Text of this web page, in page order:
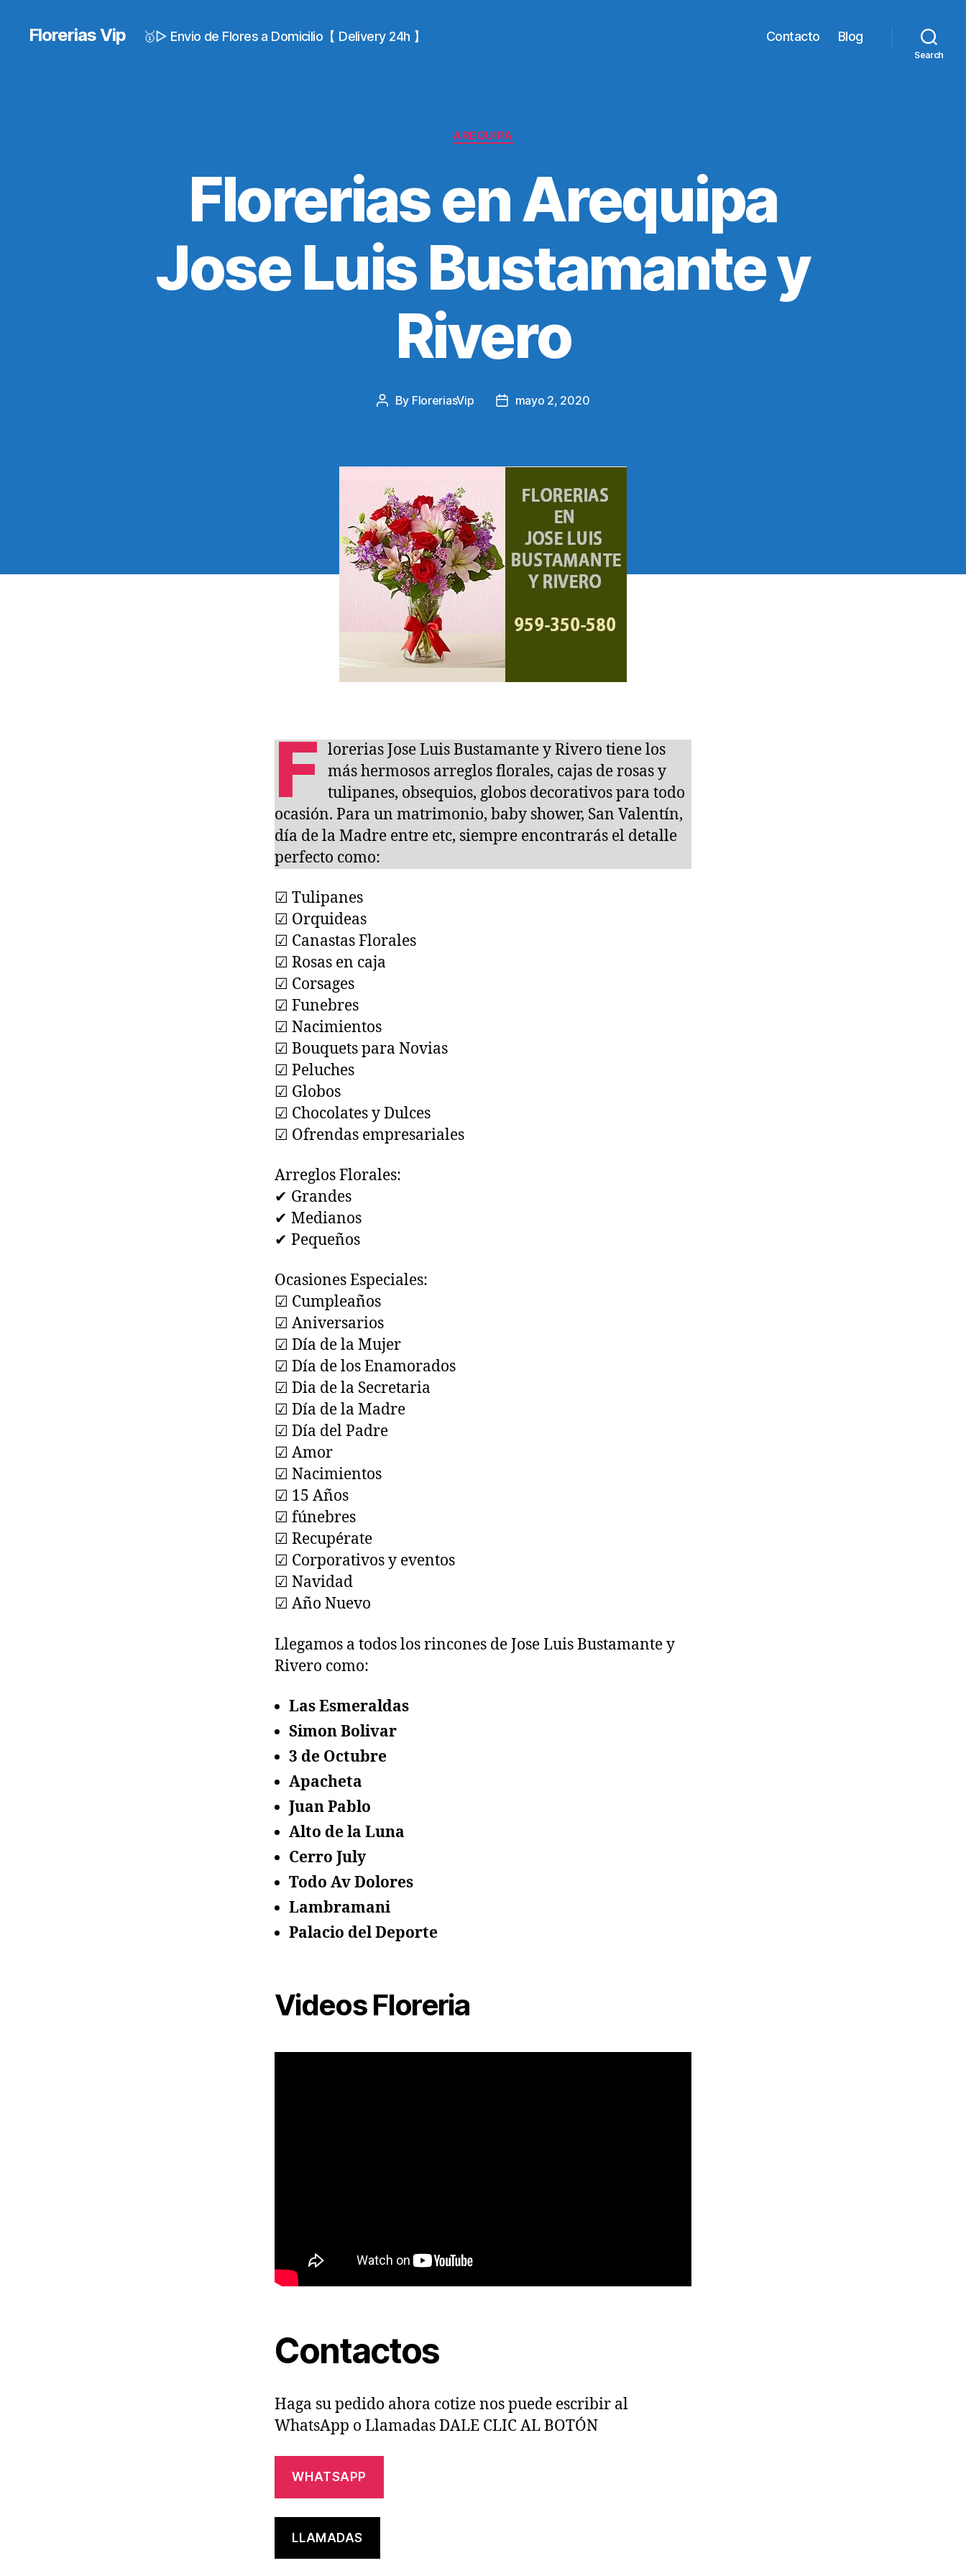
Florerias Vip 🥇▷ Envio de Flores a Domicilio【 Delivery 24h 】 Contacto Blog
Search
Categories
AREQUIPA
Florerias en Arequipa
Jose Luis Bustamante y
Rivero
Post
By FloreriasVip
Postmayo 2, 2020
F lorerias Jose Luis Bustamante y Rivero tiene los
más hermosos arreglos florales, cajas de rosas y
tulipanes, obsequios, globos decorativos para todo
ocasión. Para un matrimonio, baby shower, San Valentín,
día de la Madre entre etc, siempre encontrarás el detalle
perfecto como:
☑ Tulipanes
☑ Orquideas
☑ Canastas Florales
☑ Rosas en caja
☑ Corsages
☑ Funebres
☑ Nacimientos
☑ Bouquets para Novias
☑ Peluches
☑ Globos
☑ Chocolates y Dulces
☑ Ofrendas empresariales
Arreglos Florales:
✔ Grandes
✔ Medianos
✔ Pequeños
Ocasiones Especiales:
☑ Cumpleaños
☑ Aniversarios
☑ Día de la Mujer
☑ Día de los Enamorados
☑ Dia de la Secretaria
☑ Día de la Madre
☑ Día del Padre
☑ Amor
☑ Nacimientos
☑ 15 Años
☑ fúnebres
☑ Recupérate
☑ Corporativos y eventos
☑ Navidad
☑ Año Nuevo
Llegamos a todos los rincones de Jose Luis Bustamante y
Rivero como:
Las Esmeraldas
Simon Bolivar
3 de Octubre
Apacheta
Juan Pablo
Alto de la Luna
Cerro July
Todo Av Dolores
Lambramani
Palacio del Deporte
Videos Floreria
Contactos
Haga su pedido ahora cotize nos puede escribir al
WhatsApp o Llamadas DALE CLIC AL BOTÓN
WHATSAPP
LLAMADAS